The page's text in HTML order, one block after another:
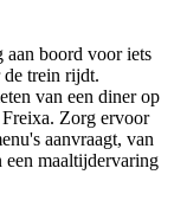
boord voor iets
trein rijdt.
van een diner op
Zorg ervoor
aanvraagt, van
een maaltijdervaring